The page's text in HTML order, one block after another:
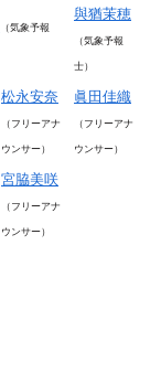
（気象予報
與猶茉穂
（気象予報
士）
松永安奈
（フリーアナ
ウンサー）
眞田佳織
（フリーアナ
ウンサー）
宮脇美咲
（フリーアナ
ウンサー）